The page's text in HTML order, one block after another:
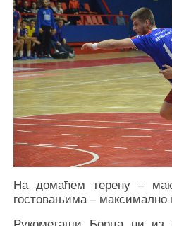
На домаћем терену –
гостовањима – максимално